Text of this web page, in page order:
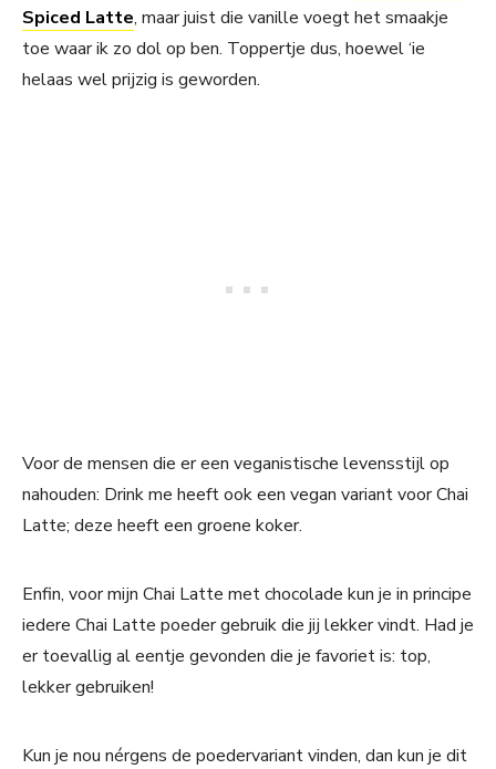
Spiced Latte, maar juist die vanille voegt het smaakje
toe waar ik zo dol op ben. Toppertje dus, hoewel ‘ie
helaas wel prijzig is geworden.
Voor de mensen die er een veganistische levensstijl op
nahouden: Drink me heeft ook een vegan variant voor Chai
Latte; deze heeft een groene koker.
Enfin, voor mijn Chai Latte met chocolade kun je in principe
iedere Chai Latte poeder gebruik die jij lekker vindt. Had je
er toevallig al eentje gevonden die je favoriet is: top,
lekker gebruiken!
Kun je nou nérgens de poedervariant vinden, dan kun je dit